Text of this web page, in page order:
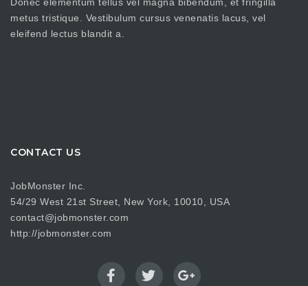
metus tristique. Vestibulum cursus venenatis lacus, vel
eleifend lectus blandit a.
CONTACT US
JobMonster Inc.
54/29 West 21st Street, New York, 10010, USA
contact@jobmonster.com
http://jobmonster.com